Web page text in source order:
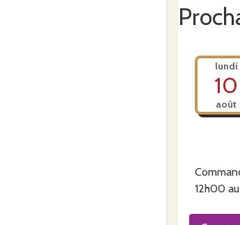
Vous
- ludique
- chic, avec
- avec
- avec des
- boucles
Je fais
N'hésitez
lundi
10
août
12h00 au